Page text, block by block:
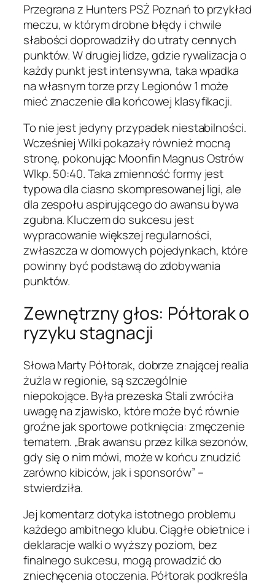
Przegrana z Hunters PSŻ Poznań to przykład
meczu, w którym drobne błędy i chwile
słabości doprowadziły do utraty cennych
punktów. W drugiej lidze, gdzie rywalizacja o
każdy punkt jest intensywna, taka wpadka
na własnym torze przy Legionów 1 może
mieć znaczenie dla końcowej klasyfikacji.
To nie jest jedyny przypadek niestabilności.
Wcześniej Wilki pokazały również mocną
stronę, pokonując Moonfin Magnus Ostrów
Wlkp. 50:40. Taka zmienność formy jest
typowa dla ciasno skompresowanej ligi, ale
dla zespołu aspirującego do awansu bywa
zgubna. Kluczem do sukcesu jest
wypracowanie większej regularności,
zwłaszcza w domowych pojedynkach, które
powinny być podstawą do zdobywania
punktów.
Zewnętrzny głos: Półtorak o
ryzyku stagnacji
Słowa Marty Półtorak, dobrze znającej realia
żużla w regionie, są szczególnie
niepokojące. Była prezeska Stali zwróciła
uwagę na zjawisko, które może być równie
groźne jak sportowe potknięcia: zmęczenie
tematem. „Brak awansu przez kilka sezonów,
gdy się o nim mówi, może w końcu znudzić
zarówno kibiców, jak i sponsorów” –
stwierdziła.
Jej komentarz dotyka istotnego problemu
każdego ambitnego klubu. Ciągłe obietnice i
deklaracje walki o wyższy poziom, bez
finalnego sukcesu, mogą prowadzić do
zniechęcenia otoczenia. Półtorak podkreśla